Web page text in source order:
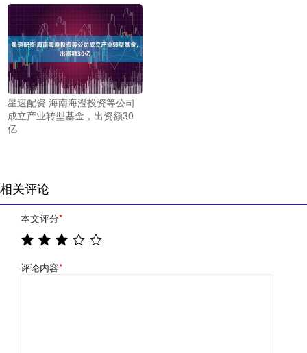
星速配资 海南海澄投资等公司
成立产业转型基金，出资额30
亿
相关评论
本文评分*
评论内容*